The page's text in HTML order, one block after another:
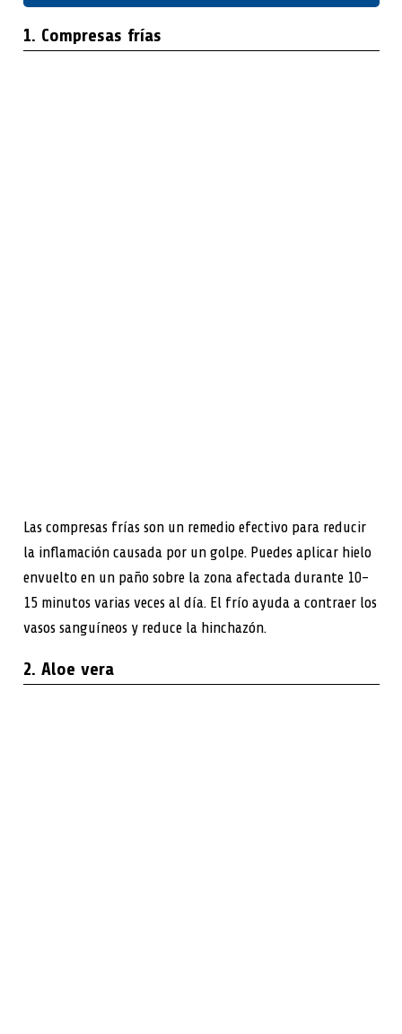
1. Compresas frías
Las compresas frías son un remedio efectivo para reducir
la inflamación causada por un golpe. Puedes aplicar hielo
envuelto en un paño sobre la zona afectada durante 10-
15 minutos varias veces al día. El frío ayuda a contraer los
vasos sanguíneos y reduce la hinchazón.
2. Aloe vera